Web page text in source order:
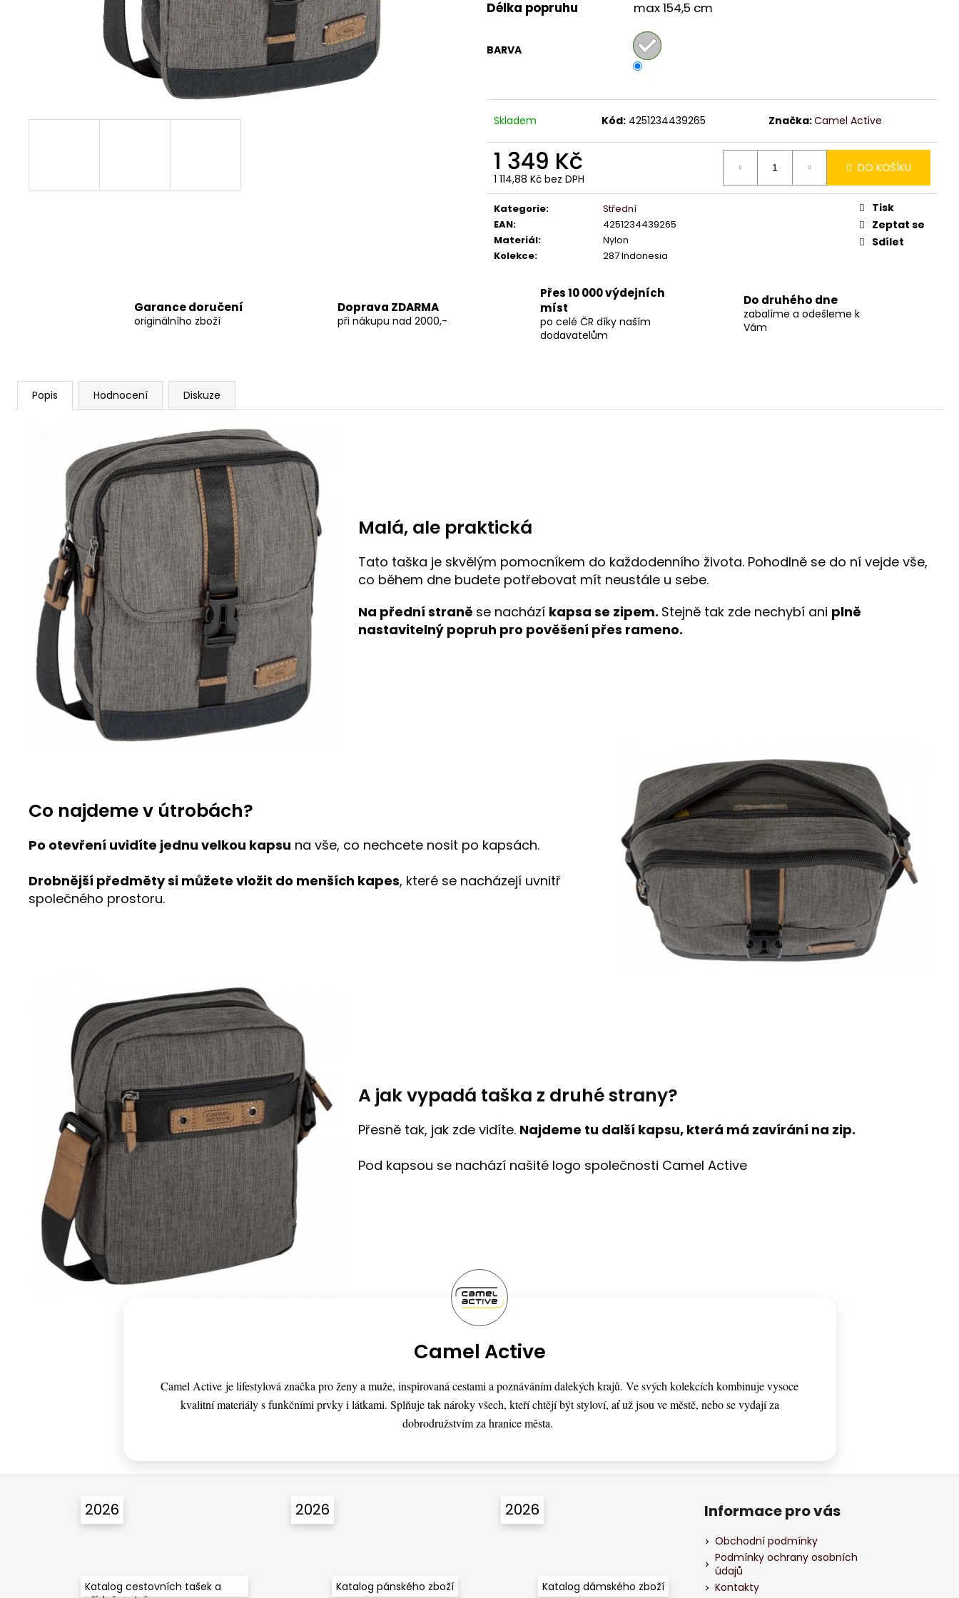
Délka popruhu
max 154,5 cm
BARVA
Skladem Kód: 4251234439265 Značka:Camel Active
1 349 Kč
1 114,88 Kč bez DPH
Měrná
cena:
DO KOŠÍKU
Kategorie:
Střední
EAN:
4251234439265
Materiál:
Nylon
Kolekce: 287 Indonesia
Tisk
Zeptat se
Sdílet
Garance doručení
originálního zboží
Doprava ZDARMA
při nákupu nad 2000,-
Přes 10 000 výdejních
míst
po celé ČR díky naším
dodavatelům
Do druhého dne
zabalíme a odešleme k
Vám
Popis Hodnocení Diskuze
Malá, ale praktická
Tato taška je skvělým pomocníkem do každodenního života. Pohodlně se do ní vejde vše,
co během dne budete potřebovat mít neustále u sebe.
Na přední straně se nachází kapsa se zipem. Stejně tak zde nechybí ani plně
nastavitelný popruh pro pověšení přes rameno.
Co najdeme v útrobách?
Po otevření uvidíte jednu velkou kapsu na vše, co nechcete nosit po kapsách.
Drobnější předměty si můžete vložit do menších kapes, které se nacházejí uvnitř
společného prostoru.
A jak vypadá taška z druhé strany?
Přesně tak, jak zde vidíte. Najdeme tu další kapsu, která má zavírání na zip.
Pod kapsou se nachází našité logo společnosti Camel Active
Camel Active
Camel Active je lifestylová značka pro ženy a muže, inspirovaná cestami a poznáváním dalekých krajů. Ve svých kolekcích kombinuje vysoce
kvalitní materiály s funkčními prvky i látkami. Splňuje tak nároky všech, kteří chtějí být styloví, ať už jsou ve městě, nebo se vydají za
dobrodružstvím za hranice města.
Z
2026
Katalog cestovních tašek a
2026
Katalog pánského zboží
2026
Katalog dámského zboží
Informace pro vás
Obchodní podmínky
Podmínky ochrany osobních
údajů
Kontakty